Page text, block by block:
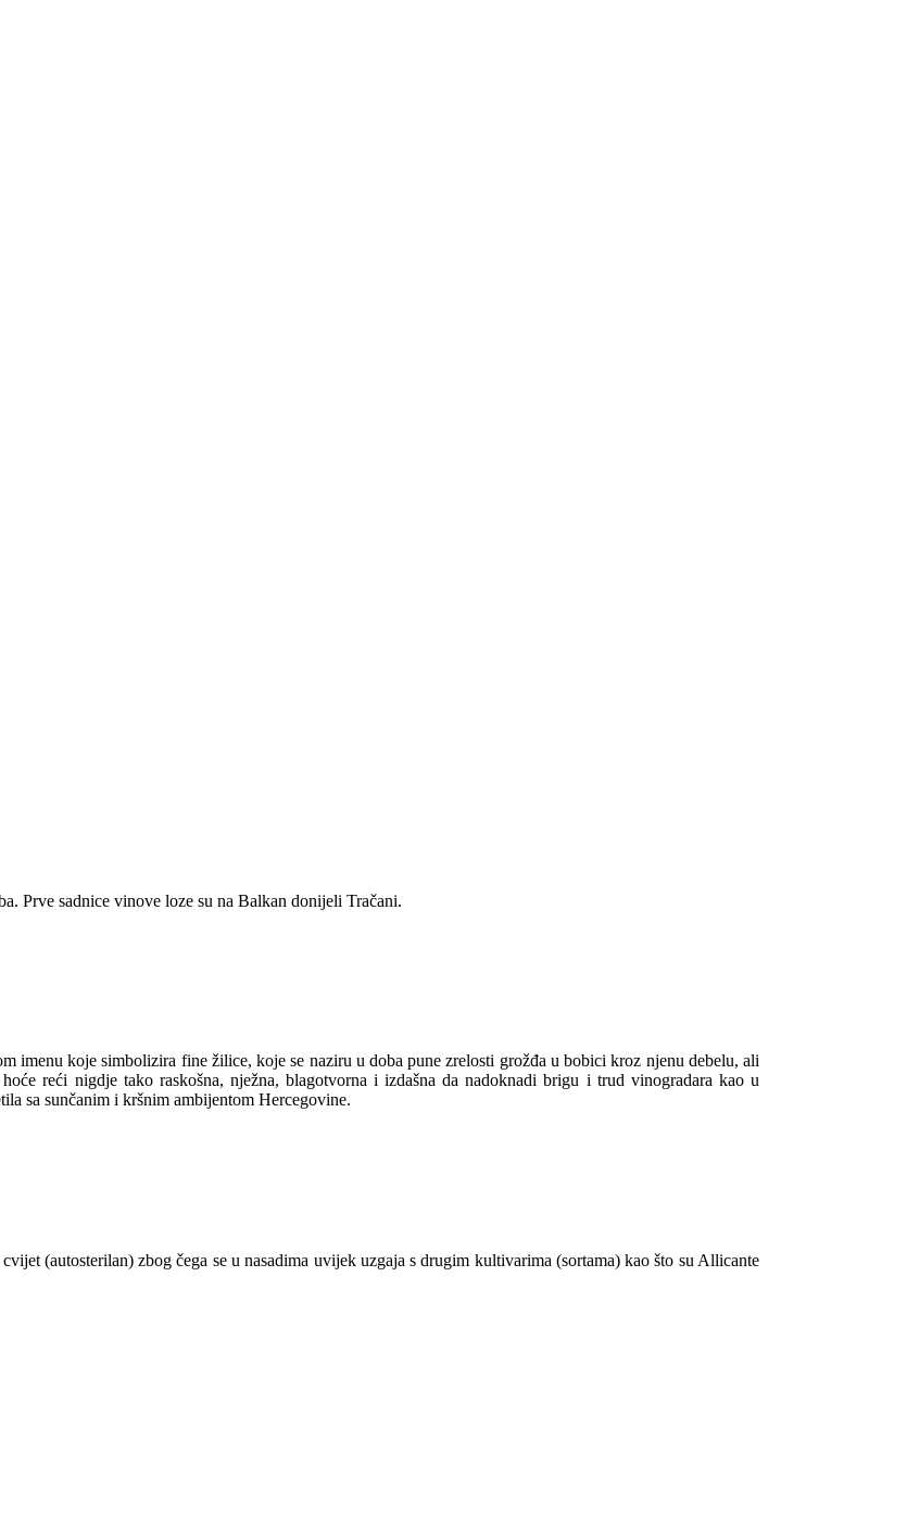
Prve sadnice vinove loze su na Balkan donijeli Tračani.
imenu koje simbolizira fine žilice, koje se naziru u doba pune zrelosti grožđa u bobici kroz njenu debelu, ali
reći nigdje tako raskošna, nježna, blagotvorna i izdašna da nadoknadi brigu i trud vinogradara kao u
sa sunčanim i kršnim ambijentom Hercegovine.
(autosterilan) zbog čega se u nasadima uvijek uzgaja s drugim kultivarima (sortama) kao što su Allicante